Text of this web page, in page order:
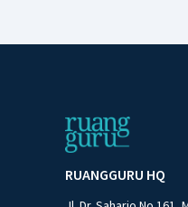
RUANGGURU HQ